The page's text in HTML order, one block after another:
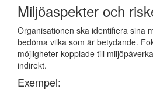
Miljöaspekter och
Organisationen ska identifiera sina
bedöma vilka som är betydande.
möjligheter kopplade till
indirekt.
Exempel: